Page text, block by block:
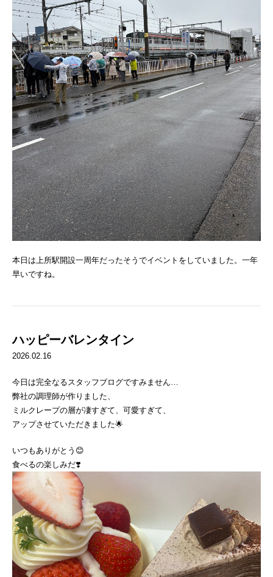
本日は上所駅開設一周年だったそうでイベントをしていました。一年
早いですね。
ハッピーバレンタイン
2026.02.16
今日は完全なるスタッフブログですみません…
弊社の調理師が作りました、
ミルクレープの層が凄すぎて、可愛すぎて、
アップさせていただきました🌟
いつもありがとう😊
食べるの楽しみだ❣️